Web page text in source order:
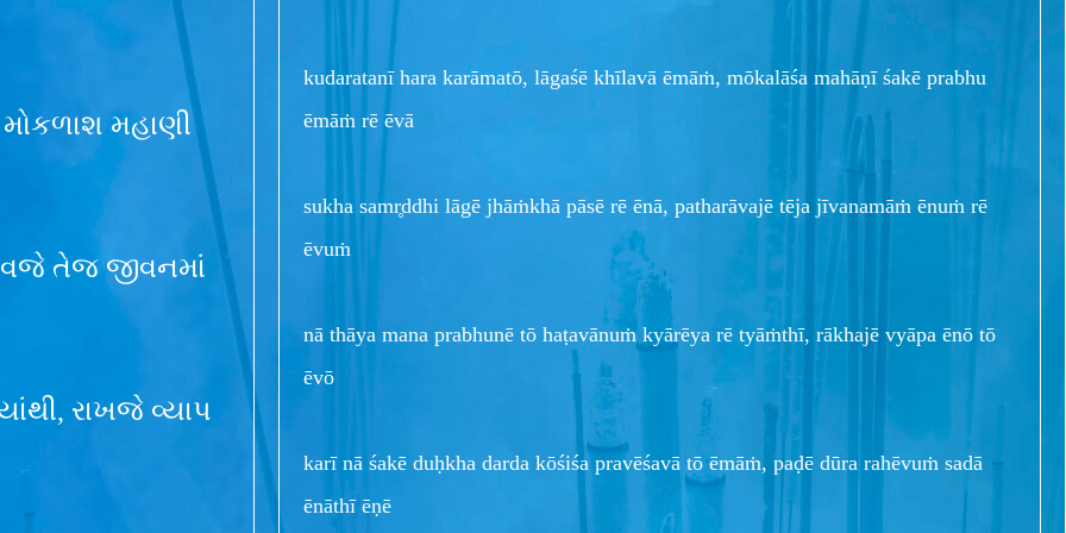
મહાણી
તેજ જીવનમાં
રાખજે વ્યાપ
kudaratanī hara karāmatō, lāgaśē khīlavā ēmāṁ, mōkalāśa mahāṇī śakē prabhu
ēmāṁ rē ēvā
sukha samr̥ddhi lāgē jhāṁkhā pāsē rē ēnā, patharāvajē tēja jīvanamāṁ ēnuṁ rē
ēvuṁ
nā thāya mana prabhunē tō haṭavānuṁ kyārēya rē tyāṁthī, rākhajē vyāpa ēnō tō
ēvō
karī nā śakē duḥkha darda kōśiśa pravēśavā tō ēmāṁ, paḍē dūra rahēvuṁ sadā
ēnāthī ēṇē